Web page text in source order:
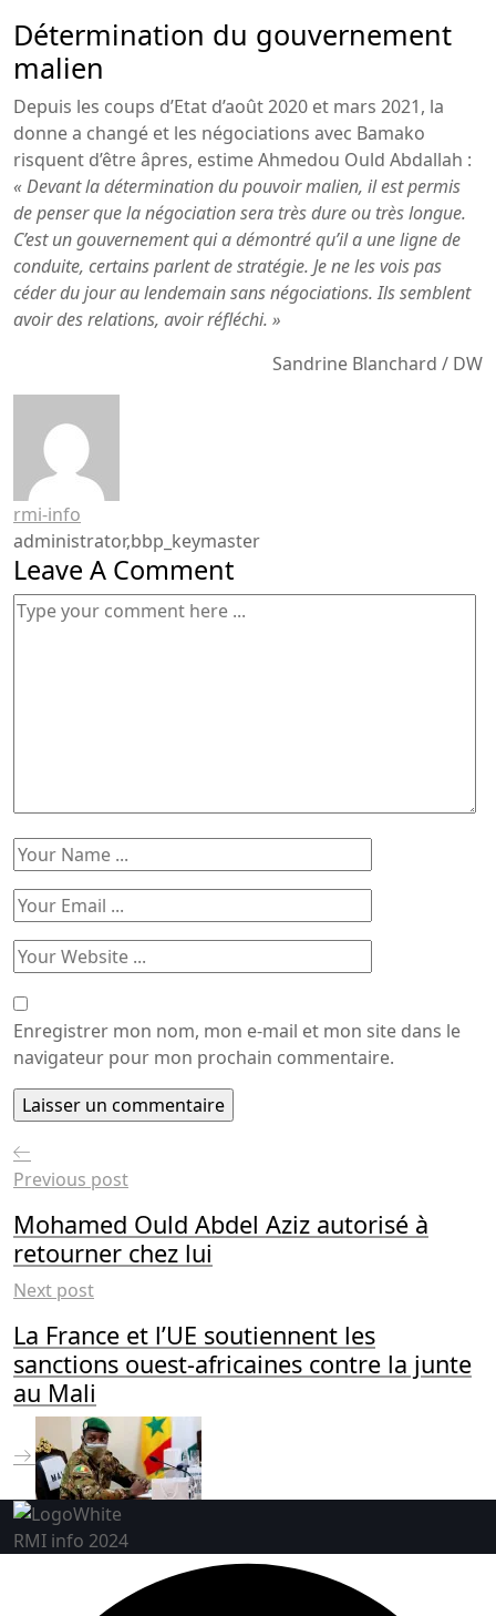
Détermination du gouvernement
malien
Depuis les coups d’Etat d’août 2020 et mars 2021, la
donne a changé et les négociations avec Bamako
risquent d’être âpres, estime Ahmedou Ould Abdallah :
« Devant la détermination du pouvoir malien, il est permis
de penser que la négociation sera très dure ou très longue.
C’est un gouvernement qui a démontré qu’il a une ligne de
conduite, certains parlent de stratégie. Je ne les vois pas
céder du jour au lendemain sans négociations. Ils semblent
avoir des relations, avoir réfléchi. »
Sandrine Blanchard / DW
rmi-info
administrator,bbp_keymaster
Leave A Comment
Enregistrer mon nom, mon e-mail et mon site dans le
navigateur pour mon prochain commentaire.
Previous post
Mohamed Ould Abdel Aziz autorisé à
retourner chez lui
Next post
La France et l’UE soutiennent les
sanctions ouest-africaines contre la junte
au Mali
RMI info 2024